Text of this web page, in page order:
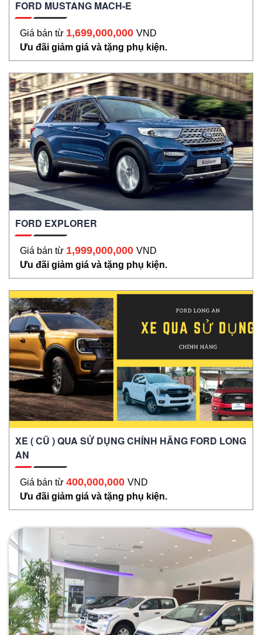
FORD MUSTANG MACH-E
Giá bán từ 1,699,000,000 VND
Ưu đãi giảm giá và tặng phụ kiện.
FORD EXPLORER
Giá bán từ 1,999,000,000 VND
Ưu đãi giảm giá và tặng phụ kiện.
XE ( CŨ ) QUA SỬ DỤNG CHÍNH HÃNG FORD LONG
AN
Giá bán từ 400,000,000 VND
Ưu đãi giảm giá và tặng phụ kiện.